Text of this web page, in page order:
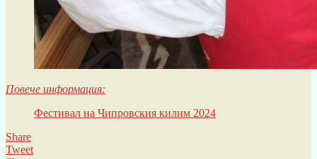
Повече информация:
Фестивал на Чипровския килим 2024
Share
Tweet